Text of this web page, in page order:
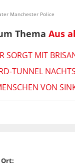
Manchester Police
Thema Aus
SORGT MIT
TUNNEL
VON